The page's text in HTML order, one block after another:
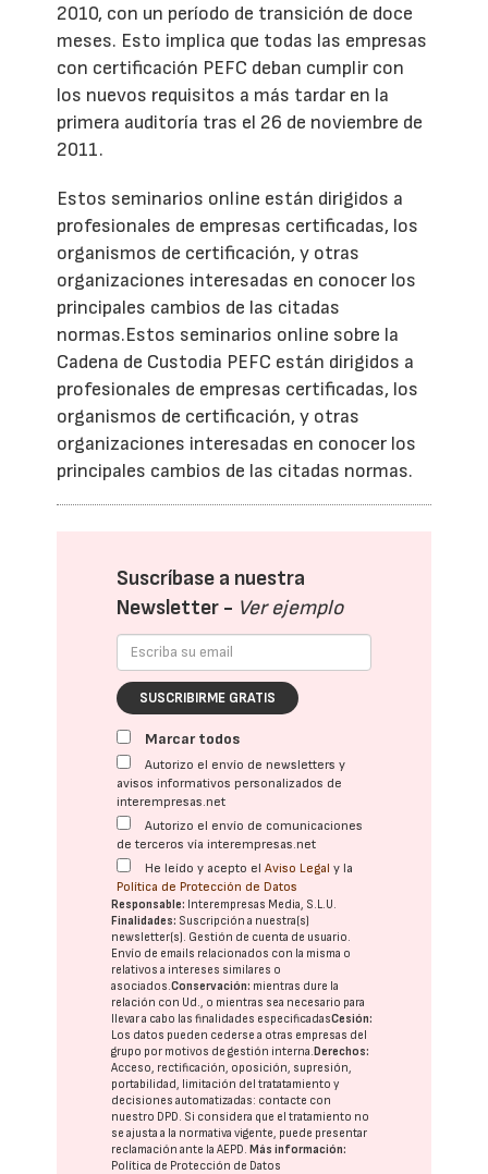
2010, con un período de transición de doce
meses. Esto implica que todas las empresas
con certificación PEFC deban cumplir con
los nuevos requisitos a más tardar en la
primera auditoría tras el 26 de noviembre de
2011.
Estos seminarios online están dirigidos a
profesionales de empresas certificadas, los
organismos de certificación, y otras
organizaciones interesadas en conocer los
principales cambios de las citadas
normas.Estos seminarios online sobre la
Cadena de Custodia PEFC están dirigidos a
profesionales de empresas certificadas, los
organismos de certificación, y otras
organizaciones interesadas en conocer los
principales cambios de las citadas normas.
Suscríbase a nuestra
Newsletter - Ver ejemplo
SUSCRIBIRME GRATIS
Marcar todos
Autorizo el envío de newsletters y
avisos informativos personalizados de
interempresas.net
Autorizo el envío de comunicaciones
de terceros vía interempresas.net
He leído y acepto elAviso Legal y la
Política de Protección de Datos
Responsable: Interempresas Media, S.L.U.
Finalidades: Suscripción a nuestra(s)
newsletter(s). Gestión de cuenta de usuario.
Envío de emails relacionados con la misma o
relativos a intereses similares o
asociados.Conservación: mientras dure la
relación con Ud., o mientras sea necesario para
llevar a cabo las finalidades especificadasCesión:
Los datos pueden cederse a otras empresas del
grupo por motivos de gestión interna.Derechos:
Acceso, rectificación, oposición, supresión,
portabilidad, limitación del tratatamiento y
decisiones automatizadas: contacte con
nuestro DPD. Si considera que el tratamiento no
se ajusta a la normativa vigente, puede presentar
reclamación ante laAEPD.Más información:
Política de Protección de Datos